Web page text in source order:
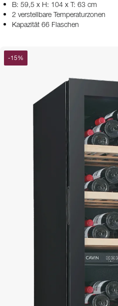
B: 59,5 x H: 104 x T: 63 cm
2 verstellbare Temperaturzonen
Kapazität 66 Flaschen
-15%